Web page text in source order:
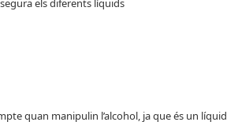
els diferents líquids
quan manipulin l’alcohol, ja que és un líquid